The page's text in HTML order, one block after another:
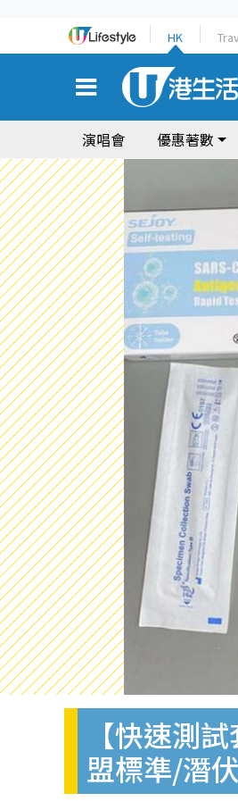
HK
演唱會 優惠著數
【快速測
盟標準/潛